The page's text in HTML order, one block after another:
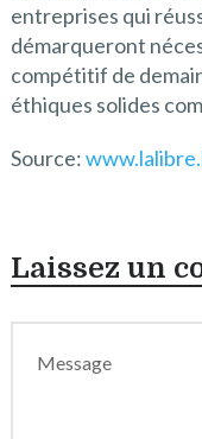
entreprises qui
démarqueront
compétitif de
éthiques solides
Source:
Laissez un